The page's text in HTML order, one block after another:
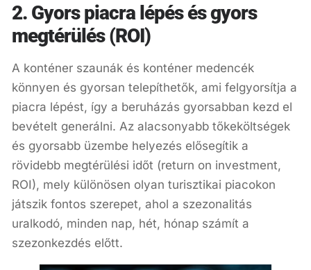
2. Gyors piacra lépés és gyors
megtérülés (ROI)
A konténer szaunák és konténer medencék
könnyen és gyorsan telepíthetők, ami felgyorsítja a
piacra lépést, így a beruházás gyorsabban kezd el
bevételt generálni. Az alacsonyabb tőkeköltségek
és gyorsabb üzembe helyezés elősegítik a
rövidebb megtérülési időt (return on investment,
ROI), mely különösen olyan turisztikai piacokon
játszik fontos szerepet, ahol a szezonalitás
uralkodó, minden nap, hét, hónap számít a
szezonkezdés előtt.